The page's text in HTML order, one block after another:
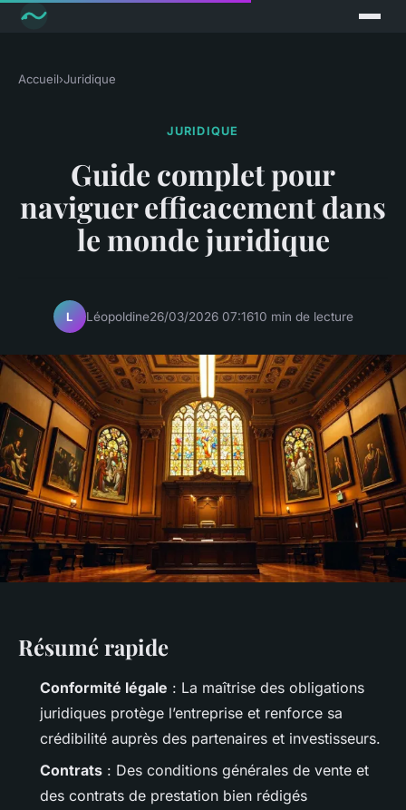
Accueil›Juridique
JURIDIQUE
Guide complet pour
naviguer efficacement dans
le monde juridique
L Léopoldine26/03/2026 07:1610 min de lecture
Résumé rapide
Conformité légale : La maîtrise des obligations
juridiques protège l’entreprise et renforce sa
crédibilité auprès des partenaires et investisseurs.
Contrats : Des conditions générales de vente et
des contrats de prestation bien rédigés